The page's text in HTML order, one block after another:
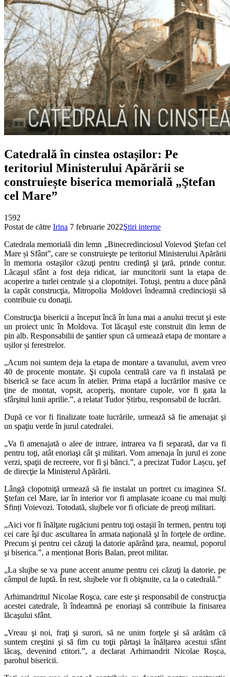
Catedrală în cinstea ostașilor: Pe
teritoriul Ministerului Apărării se
construiește biserica memorială „Ştefan
cel Mare”
1592
Postat de către Irina 7 februarie 2022Ştiri interne
Catedrala memorială din lemn „Binecredinciosul Voievod Ştefan cel
Mare și Sfânt”, care se construieşte pe teritoriul Ministerului Apărării
în memoria ostaşilor căzuţi pentru credinţă şi ţară, prinde contur.
Lăcaşul sfânt a fost deja ridicat, iar muncitorii sunt la etapa de
acoperire a turlei centrale și a clopotniței. Totuşi, pentru a duce până
la capăt construcţia, Mitropolia Moldovei îndeamnă credincioşii să
contribuie cu donaţii.
Construcţia bisericii a început încă în luna mai a anului trecut şi este
un proiect unic în Moldova. Tot lăcaşul este construit din lemn de
pin alb. Responsabilii de şantier spun că urmează etapa de montare a
ușilor și ferestrelor.
„Acum noi suntem deja la etapa de montare a tavanului, avem vreo
40 de procente montate. Şi cupola centrală care va fi instalată pe
biserică se face acum în atelier. Prima etapă a lucrărilor masive ce
ţine de montat, vopsit, acoperiş, montare cupole, vor fi gata la
sfârşitul lunii aprilie.”, a relatat Tudor Știrbu, responsabil de lucrări.
După ce vor fi finalizate toate lucrările, urmează să fie amenajat şi
un spaţiu verde în jurul catedralei.
„Va fi amenajată o alee de intrare, intrarea va fi separată, dar va fi
pentru toţi, atât enoriaşi cât şi militari. Vom amenaja în jurul ei zone
verzi, spaţii de recreere, vor fi şi bănci.”, a precizat Tudor Lașcu, şef
de direcţie la Ministerul Apărării.
Lângă clopotniţă urmează să fie instalat un portret cu imaginea Sf.
Ştefan cel Mare, iar în interior vor fi amplasate icoane cu mai mulţi
Sfinți Voievozi. Totodată, slujbele vor fi oficiate de preoţi militari.
„Aici vor fi înălţate rugăciuni pentru toţi ostaşii în termen, pentru toţi
cei care îşi duc ascultarea în armata naţională şi în forţele de ordine.
Precum şi pentru cei căzuţi la datorie apărând ţara, neamul, poporul
şi biserica.”, a menționat Boris Balan, preot militar.
„La slujbe se va pune accent anume pentru cei căzuţi la datorie, pe
câmpul de luptă. În rest, slujbele vor fi obişnuite, ca la o catedrală.”
Arhimandritul Nicolae Roşca, care este şi responsabil de construcţia
acestei catedrale, îi îndeamnă pe enoriaşi să contribuie la finisarea
lăcaşului sfânt.
„Vreau şi noi, fraţi şi surori, să ne unim forţele şi să arătăm că
suntem creştini şi să fim cu toţii părtaşi la înălțarea acestui sfânt
lăcaş, devenind ctitori.”, a declarat Arhimandrit Nicolae Roșca,
parohul bisericii.